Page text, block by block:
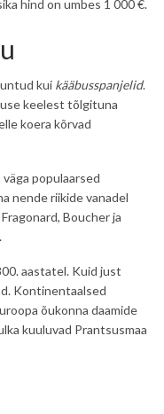
hind on umbes 1 000 €.
kui kääbusspanjelid.
keelest tõlgituna
koera kõrvad
populaarsed
nende riikide vanadel
Boucher ja
aastatel. Kuid just
Kontinentaalsed
õukonna daamide
kuuluvad Prantsusmaa